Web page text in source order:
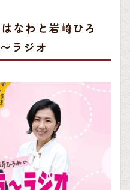
なわと岩崎ひろ
ラジオ